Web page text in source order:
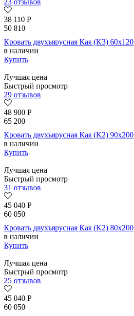
23 отзывов
38 110 Р
50 810
Кровать двухъярусная Кая (K3) 60х120
в наличии
Купить
Лучшая цена
Быстрый просмотр
29 отзывов
48 900 Р
65 200
Кровать двухъярусная Кая (K2) 90х200
в наличии
Купить
Лучшая цена
Быстрый просмотр
31 отзывов
45 040 Р
60 050
Кровать двухъярусная Кая (K2) 80х200
в наличии
Купить
Лучшая цена
Быстрый просмотр
25 отзывов
45 040 Р
60 050